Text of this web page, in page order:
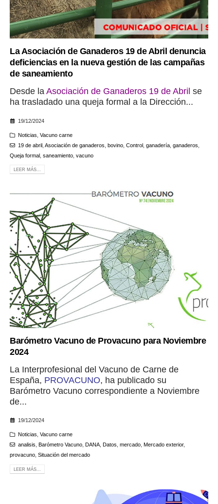
La Asociación de Ganaderos 19 de Abril denuncia
deficiencias en la nueva gestión de las campañas
de saneamiento
Desde la Asociación de Ganaderos 19 de Abril se
ha trasladado una queja formal a la Dirección...
19/12/2024
Noticias Vacuno carne
19 de abril, Asociación de ganaderos bovino, Control, ganadería, ganaderos
Queja formal saneamiento vacuno
LEER MÁS...
Barómetro Vacuno de Provacuno para Noviembre
2024
La Interprofesional del Vacuno de Carne de
España, PROVACUNO, ha publicado su
Barómetro Vacuno correspondiente a Noviembre
de...
19/12/2024
Noticias, Vacuno carne
analisis, Barómetro Vacuno, DANA, Datos, mercado, Mercado exterior,
provacuno, Situación del mercado
LEER MÁS...